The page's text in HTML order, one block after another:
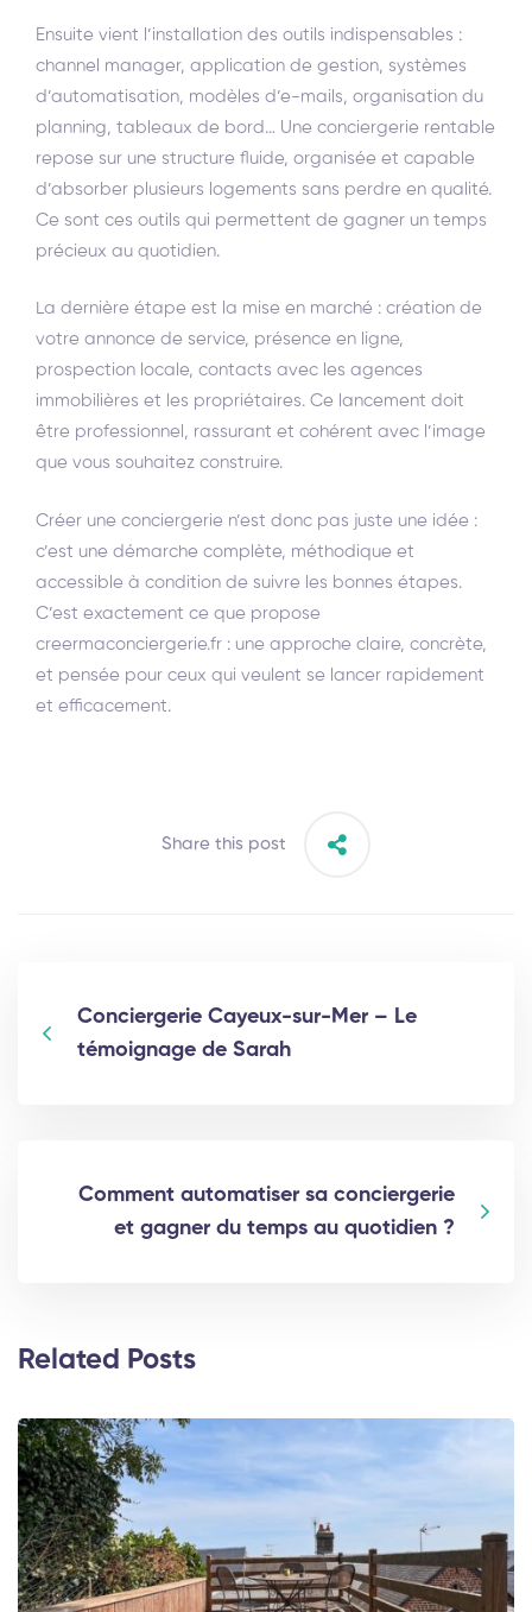
Ensuite vient l’installation des outils indispensables :
channel manager, application de gestion, systèmes
d’automatisation, modèles d’e-mails, organisation du
planning, tableaux de bord… Une conciergerie rentable
repose sur une structure fluide, organisée et capable
d’absorber plusieurs logements sans perdre en qualité.
Ce sont ces outils qui permettent de gagner un temps
précieux au quotidien.
La dernière étape est la mise en marché : création de
votre annonce de service, présence en ligne,
prospection locale, contacts avec les agences
immobilières et les propriétaires. Ce lancement doit
être professionnel, rassurant et cohérent avec l’image
que vous souhaitez construire.
Créer une conciergerie n’est donc pas juste une idée :
c’est une démarche complète, méthodique et
accessible à condition de suivre les bonnes étapes.
C’est exactement ce que propose
creermaconciergerie.fr : une approche claire, concrète,
et pensée pour ceux qui veulent se lancer rapidement
et efficacement.
Share this post
Conciergerie Cayeux-sur-Mer – Le
témoignage de Sarah
Comment automatiser sa conciergerie
et gagner du temps au quotidien ?
Related Posts